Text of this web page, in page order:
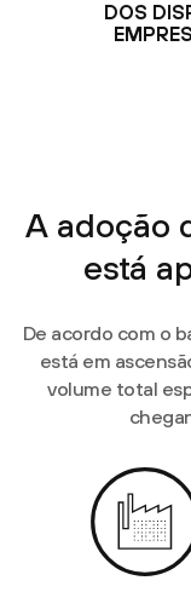
DOS
A adoção
está
De acordo com o
está em
volume total